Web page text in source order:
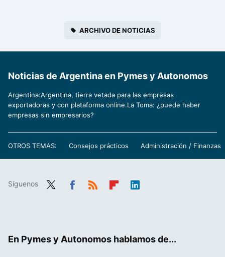
ARCHIVO DE NOTICIAS
Noticias de Argentina en Pymes y Autonomos
Argentina:Argentina, tierra vetada para las empresas
exportadoras y con plataforma online.La Toma: ¿puede haber
empresas sin empresarios?
OTROS TEMAS: Consejos prácticos Administración / Finanzas
Síguenos
En Pymes y Autonomos hablamos de...